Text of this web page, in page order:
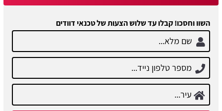
השוו וחסכו! קבלו עד שלוש הצעות של טכנאי דוודים